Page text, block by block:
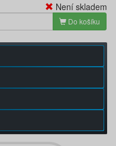
Není skladem
Do košíku